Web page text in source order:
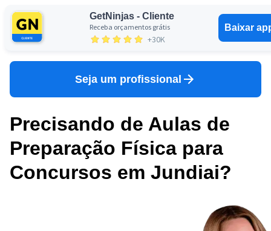
GetNinjas - Cliente
Receba orçamentos grátis
+30K
Baixar
Seja um profissional
Precisando de Aulas de
Preparação Física para
Concursos em Jundiai?